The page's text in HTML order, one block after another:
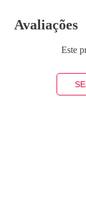
Avaliações
Este